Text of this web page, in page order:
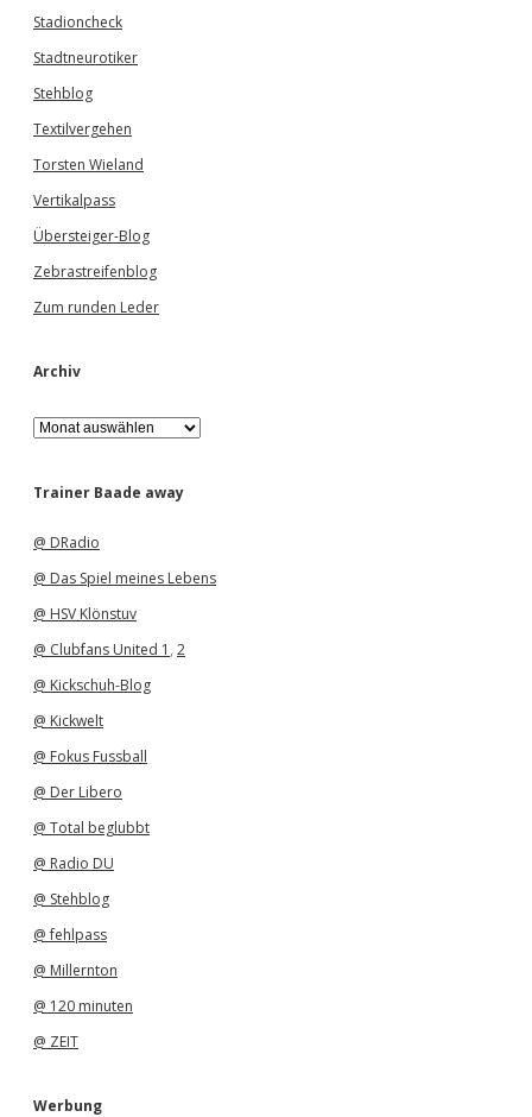
Stadioncheck
Stadtneurotiker
Stehblog
Textilvergehen
Torsten Wieland
Vertikalpass
Übersteiger-Blog
Zebrastreifenblog
Zum runden Leder
Archiv
A
r
h
Trainer Baade away
@ DRadio
@ Das Spiel meines Lebens
@ HSV Klönstuv
@ Clubfans United 1 , 2
@ Kickschuh-Blog
@ Kickwelt
@ Fokus Fussball
@ Der Libero
@ Total beglubbt
@ Radio DU
@ Stehblog
@ fehlpass
@ Millernton
@ 120 minuten
@ ZEIT
Werbung